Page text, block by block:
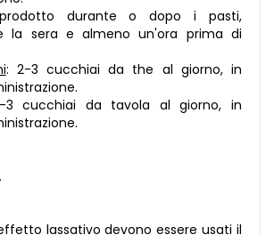
durante o dopo i pasti,
la sera e almeno un'ora prima di
: 2-3 cucchiai da the al giorno, in
3 cucchiai da tavola al giorno, in
lassativo devono essere usati il